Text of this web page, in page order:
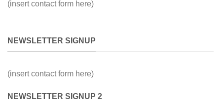
(insert contact form here)
NEWSLETTER SIGNUP
(insert contact form here)
NEWSLETTER SIGNUP 2